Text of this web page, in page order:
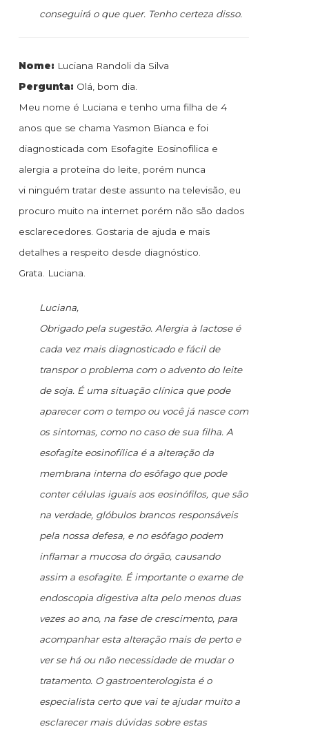
conseguirá o que quer. Tenho certeza disso.
Nome: Luciana Randoli da Silva
Pergunta: Olá, bom dia.
Meu nome é Luciana e tenho uma filha de 4
anos que se chama Yasmon Bianca e foi
diagnosticada com Esofagite Eosinofilica e
alergia a proteína do leite, porém nunca
vi ninguém tratar deste assunto na televisão, eu
procuro muito na internet porém não são dados
esclarecedores. Gostaria de ajuda e mais
detalhes a respeito desde diagnóstico.
Grata. Luciana.
Luciana,
Obrigado pela sugestão. Alergia à lactose é
cada vez mais diagnosticado e fácil de
transpor o problema com o advento do leite
de soja. É uma situação clínica que pode
aparecer com o tempo ou você já nasce com
os sintomas, como no caso de sua filha. A
esofagite eosinofílica é a alteração da
membrana interna do esôfago que pode
conter células iguais aos eosinófilos, que são
na verdade, glóbulos brancos responsáveis
pela nossa defesa, e no esôfago podem
inflamar a mucosa do órgão, causando
assim a esofagite. É importante o exame de
endoscopia digestiva alta pelo menos duas
vezes ao ano, na fase de crescimento, para
acompanhar esta alteração mais de perto e
ver se há ou não necessidade de mudar o
tratamento. O gastroenterologista é o
especialista certo que vai te ajudar muito a
esclarecer mais dúvidas sobre estas